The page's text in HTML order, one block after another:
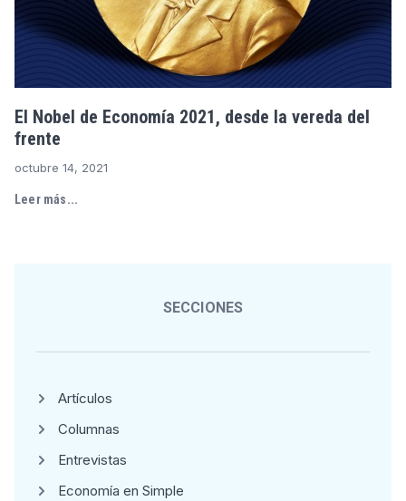
El Nobel de Economía 2021, desde la vereda del
frente
octubre 14, 2021
Leer más...
SECCIONES
Artículos
Columnas
Entrevistas
Economía en Simple